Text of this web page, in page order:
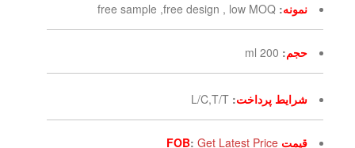
نمونه:
free sample ,free design , low MOQ
حجم:
200 ml
شرایط پرداخت:
L/C,T/T
قیمت FOB : Get Latest Price